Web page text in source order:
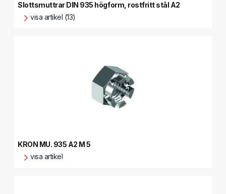
Slottsmuttrar DIN 935 högform, rostfritt stål A2
visa artikel (13)
KRON MU. 935 A2 M 5
visa artikel